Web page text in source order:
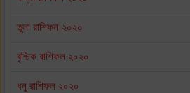
তুলা রাশিফল ২০২০
বৃশ্চিক রাশিফল ২০২০
ধনু রাশিফল ২০২০